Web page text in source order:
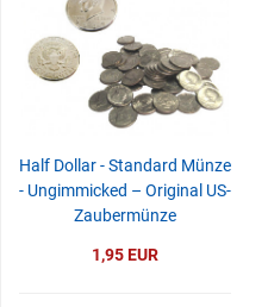
Half Dollar - Standard Münze
- Ungimmicked – Original US-
Zaubermünze
1,95 EUR